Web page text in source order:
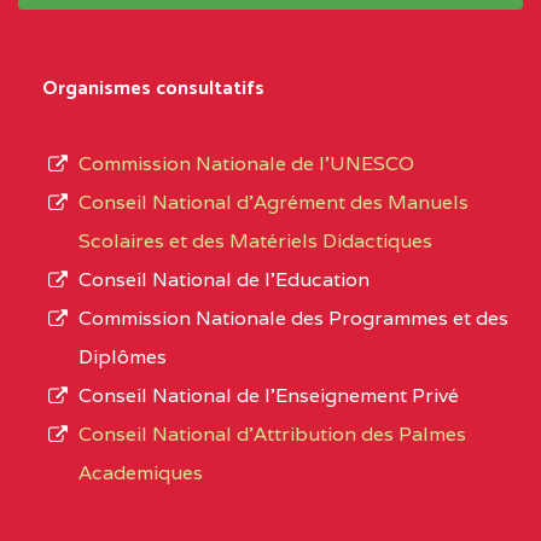
D'ENSEIGNEMENT
PROFESSIONNEL
(CEGEP) STE FOI BP
:4740 YAOUNDE
CENTRE
COLLEGE PANAFRICAIN
DE L'EXCELLENCE BP
CENTRE
COLLEGE PRIVE
type
L’offre
d’éducation
de
Organismes consultatifs
Commission Nationale de l’UNESCO
Conseil National d’Agrément des Manuels
Scolaires et des Matériels Didactiques
Conseil National de l’Education
Commission Nationale des Programmes et des
Diplômes
Conseil National de l’Enseignement Privé
Conseil National d'Attribution des Palmes
Academiques